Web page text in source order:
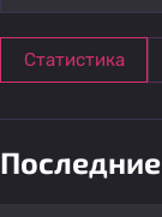
Статистика